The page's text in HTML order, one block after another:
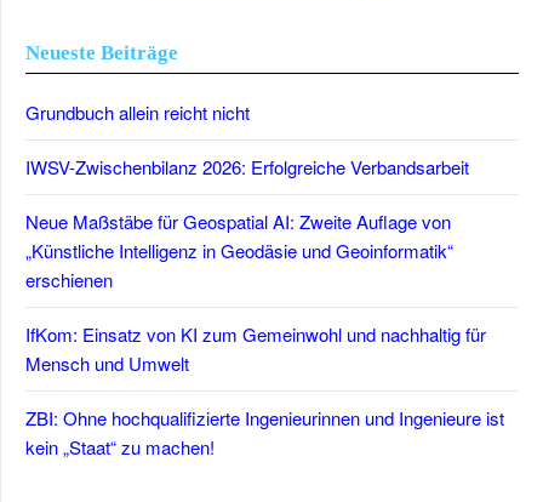
Neueste Beiträge
Grundbuch allein reicht nicht
IWSV-Zwischenbilanz 2026: Erfolgreiche Verbandsarbeit
Neue Maßstäbe für Geospatial AI: Zweite Auflage von
„Künstliche Intelligenz in Geodäsie und Geoinformatik“
erschienen
IfKom: Einsatz von KI zum Gemeinwohl und nachhaltig für
Mensch und Umwelt
ZBI: Ohne hochqualifizierte Ingenieurinnen und Ingenieure ist
kein „Staat“ zu machen!